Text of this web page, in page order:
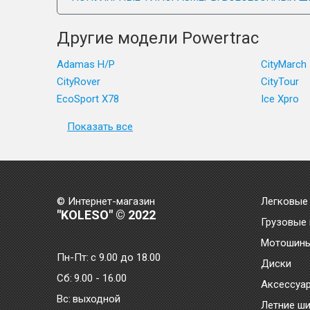
Другие модели Powertrac
Adamas H/P
CityMarch
CityRover
CityTour
EcoSport X78
Ice Xpro
Показать все
© Интернет-магазин
"KOLESO" © 2022
Пн-Пт:с 9.00 до 18.00
Сб: 9.00 - 16.00
Bc: выходной
Диски
Летние